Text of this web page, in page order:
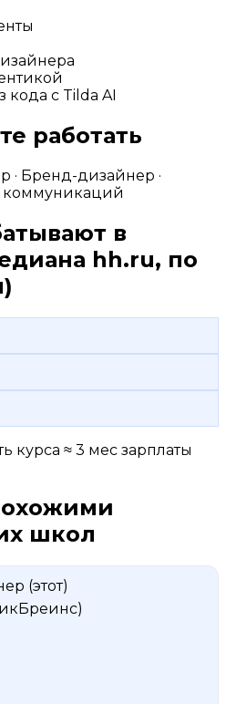
кода с Tilda AI
работать
· Бренд-дизайнер ·
коммуникаций
в
hh.ru, по
курса ≈ 3 мес зарплаты
школ
(этот)